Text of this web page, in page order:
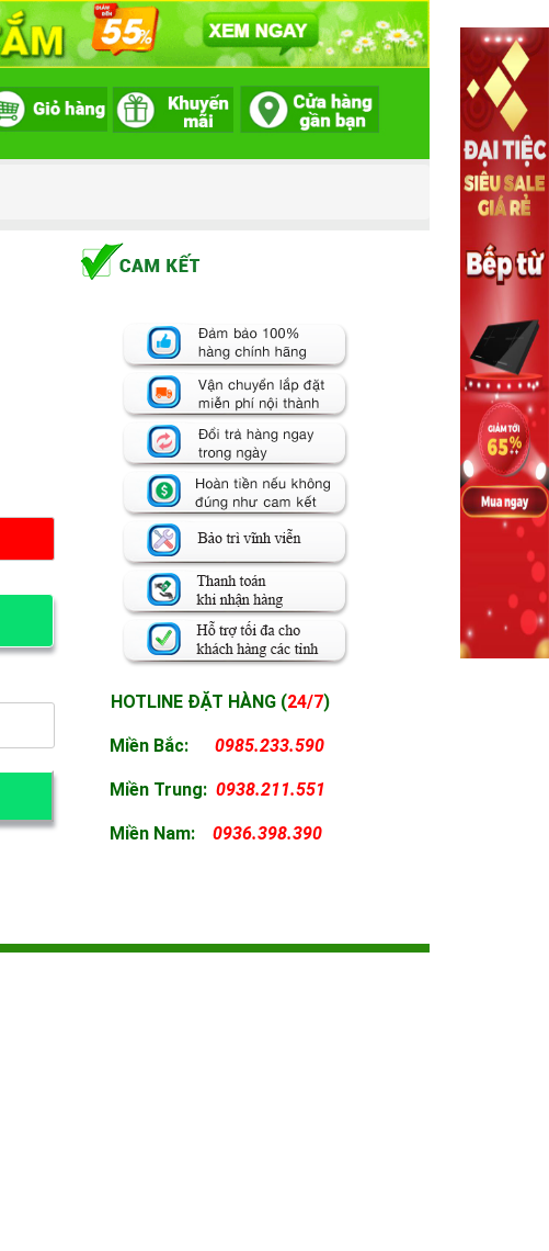
HOTLINE ĐẶT HÀNG (24/7)
Miền Bắc: 0985.233.590
MiềnTrung: 0938.211.551
MiềnNam: 0936.398.390